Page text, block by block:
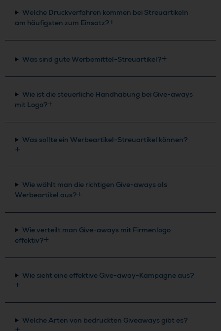
Welche Druckverfahren kommen bei Streuartikeln
am häufigsten zum Einsatz?
Was sind gute Werbemittel-Streuartikel?
Wie ist die steuerliche Handhabung bei Give-aways
mit Logo?
Was sollte ein Werbeartikel-Streuartikel können?
Wie wählt man die richtigen Give-aways als
Werbeartikel aus?
Wie verteilt man Give-aways mit Firmenlogo
effektiv?
Wie sieht eine effektive Give-away-Kampagne aus?
Welche Arten von bedruckten Giveaways gibt es?